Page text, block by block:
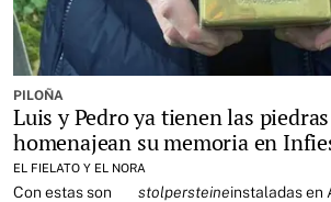
PILOÑA
Luis y Pedro ya tienen las
homenajean su memoria en
EL FIELATO Y EL NORA
Con estas son
stolpersteineinstaladas en